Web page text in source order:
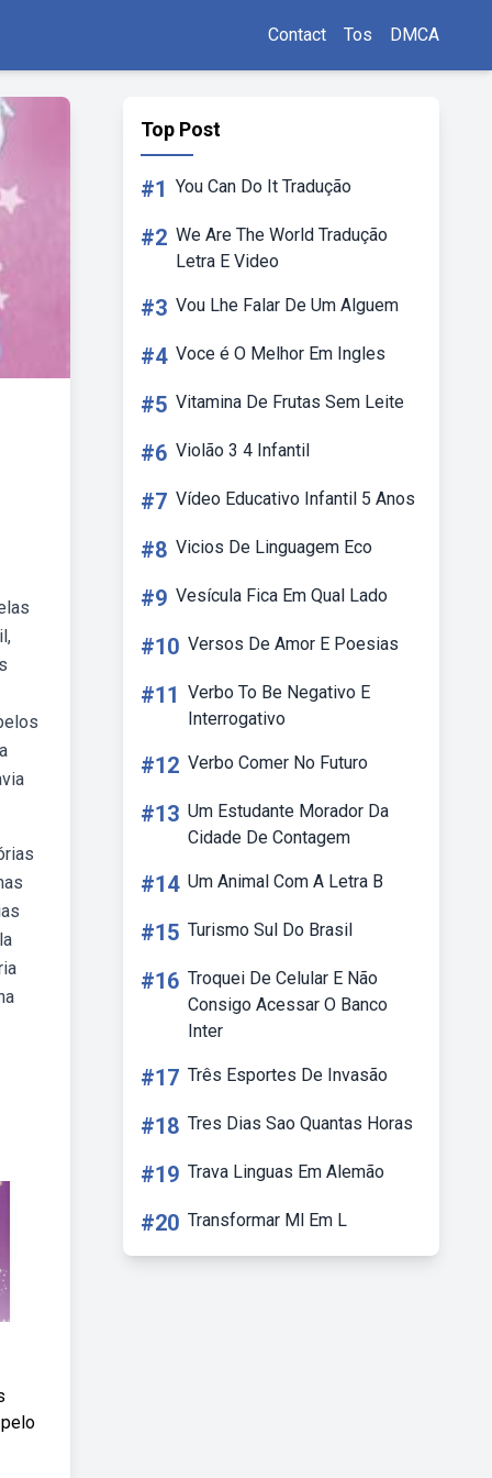
Contact Tos DMCA
Top Post
#1 You Can Do It Tradução
#2 We Are The World Tradução
Letra E Video
#3 Vou Lhe Falar De Um Alguem
#4 Voce é O Melhor Em Ingles
#5 Vitamina De Frutas Sem Leite
#6 Violão 3 4 Infantil
#7 Vídeo Educativo Infantil 5 Anos
#8 Vicios De Linguagem Eco
#9 Vesícula Fica Em Qual Lado
#10 Versos De Amor E Poesias
#11 Verbo To Be Negativo E
Interrogativo
#12 Verbo Comer No Futuro
#13 Um Estudante Morador Da
Cidade De Contagem
#14 Um Animal Com A Letra B
#15 Turismo Sul Do Brasil
#16 Troquei De Celular E Não
Consigo Acessar O Banco
Inter
#17 Três Esportes De Invasão
#18 Tres Dias Sao Quantas Horas
#19 Trava Linguas Em Alemão
#20 Transformar Ml Em L